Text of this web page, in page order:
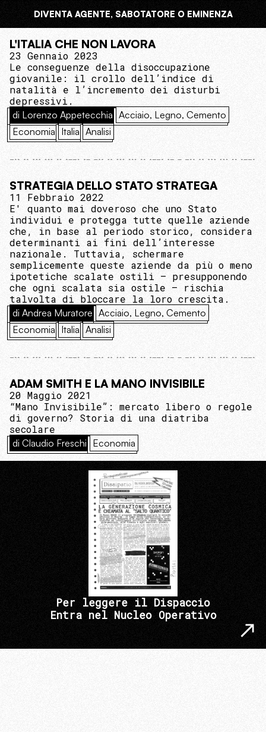
DIVENTA AGENTE, SABOTATORE O EMINENZA
L'ITALIA CHE NON LAVORA
23 Gennaio 2023
Le conseguenze della disoccupazione
giovanile: il crollo dell’indice di
natalità e l’incremento dei disturbi
depressivi.
di Lorenzo Appetecchia Acciaio, Legno, Cemento
Economia Italia Analisi
STRATEGIA DELLO STATO STRATEGA
11 Febbraio 2022
E' quanto mai doveroso che uno Stato
individui e protegga tutte quelle aziende
che, in base al periodo storico, considera
determinanti ai fini dell’interesse
nazionale. Tuttavia, schermare
semplicemente queste aziende da più o meno
ipotetiche scalate ostili – presupponendo
che ogni scalata sia ostile – rischia
talvolta di bloccare la loro crescita.
di Andrea Muratore Acciaio, Legno, Cemento
Economia Italia Analisi
ADAM SMITH E LA MANO INVISIBILE
20 Maggio 2021
“Mano Invisibile”: mercato libero o regole
di governo? Storia di una diatriba
secolare
di Claudio Freschi Economia
Per leggere il Dispaccio
Entra nel Nucleo Operativo